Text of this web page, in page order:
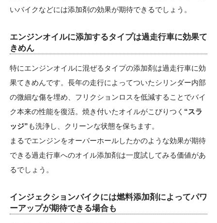
いバイクなどには添加剤の効果が期待できるでしょう。
エンジンオイルに添加するタイプは過走行車に効果て
きめん
特にエンジンオイルに混ぜるタイプの添加剤は過走行車に効
果てきめんです。長年の走行によってついたシリンダー内部
の微細な傷を埋め、フリクションロスを低減することでバイ
ク本来の性能を復活。焼き付いたオイルがこびりつく “スラ
ッジ” も洗浄し、クリーンな状態を保ちます。
まるでエンジンをオーバーホールしたかのような効果が期待
できる過走行車へのオイル添加剤は一度試してみる価値があ
るでしょう。
インジェクションバイクには燃料添加剤によってパワ
ーアップが期待できる場合も